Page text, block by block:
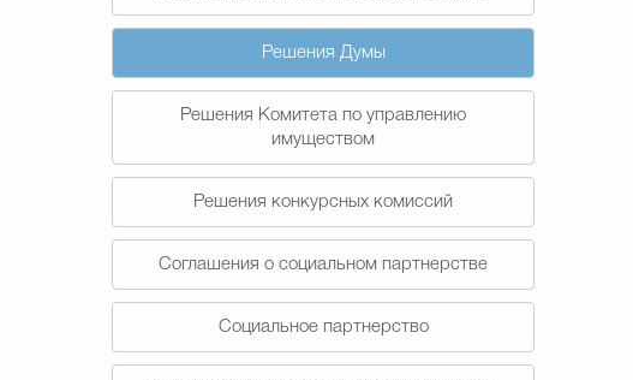
Решения Думы
Решения Комитета по управлению
имуществом
Решения конкурсных комиссий
Соглашения о социальном партнерстве
Социальное партнерство